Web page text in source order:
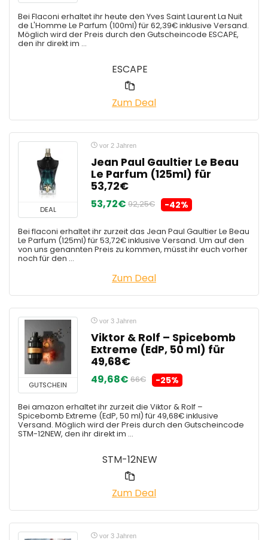
Bei Flaconi erhaltet ihr heute den Yves Saint Laurent La Nuit
de L'Homme Le Parfum (100ml) für 62,39€ inklusive Versand.
Möglich wird der Preis durch den Gutscheincode ESCAPE,
den ihr direkt im ...
ESCAPE
Zum Deal
DEAL
vor 2 Jahren
Jean Paul Gaultier Le Beau
Le Parfum (125ml) für
53,72€
53,72€ 92,25€ -42%
Bei flaconi erhaltet ihr zurzeit das Jean Paul Gaultier Le Beau
Le Parfum (125ml) für 53,72€ inklusive Versand. Um auf den
von uns genannten Preis zu kommen, müsst ihr euch vorher
noch für den ...
Zum Deal
GUTSCHEIN
vor 3 Jahren
Viktor & Rolf – Spicebomb
Extreme (EdP, 50 ml) für
49,68€
49,68€ 66€ -25%
Bei amazon erhaltet ihr zurzeit die Viktor & Rolf –
Spicebomb Extreme (EdP, 50 ml) für 49,68€ inklusive
Versand. Möglich wird der Preis durch den Gutscheincode
STM-12NEW, den ihr direkt im ...
STM-12NEW
Zum Deal
vor 3 Jahren